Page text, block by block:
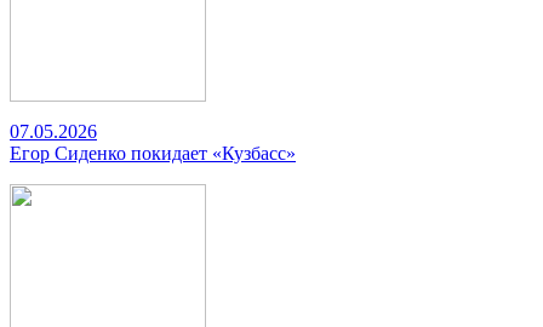
07.05.2026
Егор Сиденко покидает «Кузбасс»